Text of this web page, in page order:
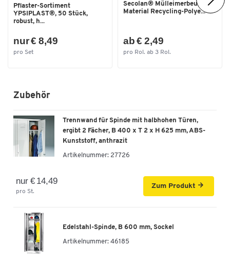
Pflaster-Sortiment
YPSIPLAST®, 50 Stück,
robust, h...
nur € 8,49
pro Set
Secolan® Mülleimerbeutel,
Material Recycling-Polye...
ab € 2,49
pro Rol. ab 3 Rol.
Zubehör
Trennwand für Spinde mit halbhohen Türen,
ergibt 2 Fächer, B 400 x T 2 x H 625 mm, ABS-
Kunststoff, anthrazit
Artikelnummer: 27726
nur € 14,49
pro St.
Zum Produkt
Edelstahl-Spinde, B 600 mm, Sockel
Artikelnummer: 46185